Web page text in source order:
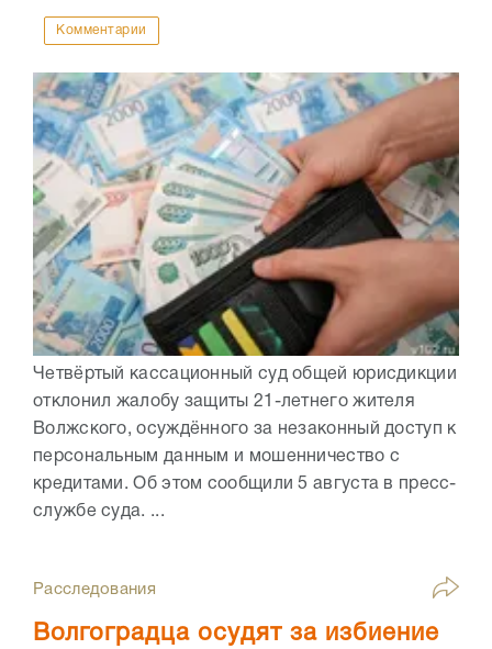
Комментарии
Четвёртый кассационный суд общей юрисдикции
отклонил жалобу защиты 21-летнего жителя
Волжского, осуждённого за незаконный доступ к
персональным данным и мошенничество с
кредитами. Об этом сообщили 5 августа в пресс-
службе суда. ...
Расследования
Волгоградца осудят за избиение